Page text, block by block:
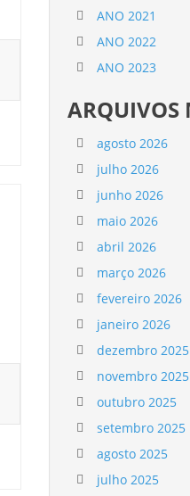
ANO 2021
ANO 2022
ANO 2023
ARQUIVOS
agosto 2026
julho 2026
junho 2026
maio 2026
abril 2026
março 2026
fevereiro 2026
janeiro 2026
dezembro 2025
novembro 2025
outubro 2025
setembro 2025
agosto 2025
julho 2025